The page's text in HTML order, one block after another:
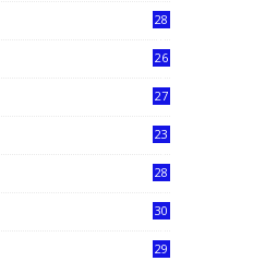
28
26
27
23
28
30
29